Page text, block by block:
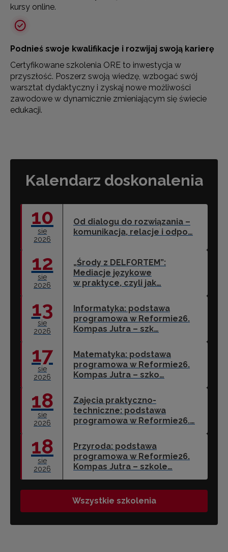
Kalendarz doskonalenia
10
sie
2026
Od dialogu do rozwiązania –
komunikacja, relacje i odpo…
12
sie
2026
„Środy z DELFORTEM”:
Mediacje językowe
w praktyce, czyli jak…
13
sie
2026
Informatyka: podstawa
programowa w Reformie26.
Kompas Jutra – szk…
17
sie
2026
Matematyka: podstawa
programowa w Reformie26.
Kompas Jutra – szko…
18
sie
2026
Zajęcia praktyczno-
techniczne: podstawa
programowa w Reformie26.…
18
sie
2026
Przyroda: podstawa
programowa w Reformie26.
Kompas Jutra – szkole…
Wszystkie szkolenia
kursy online.
Podnieś swoje kwalifikacje i rozwijaj swoją karierę
Certyfikowane szkolenia ORE to inwestycja w
przyszłość. Poszerz swoją wiedzę, wzbogać swój
warsztat dydaktyczny i zyskaj nowe możliwości
zawodowe w dynamicznie zmieniającym się świecie
edukacji.